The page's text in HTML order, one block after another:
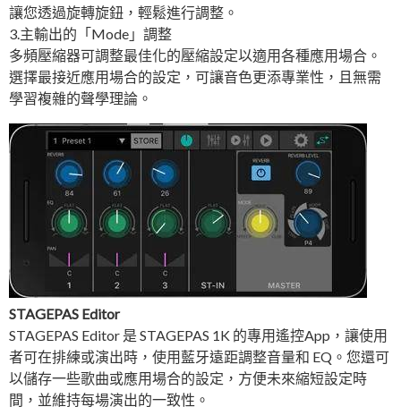
讓您透過旋轉旋鈕，輕鬆進行調整。
3.主輸出的「Mode」調整
多頻壓縮器可調整最佳化的壓縮設定以適用各種應用場合。
選擇最接近應用場合的設定，可讓音色更添專業性，且無需
學習複雜的聲學理論。
STAGEPAS Editor
STAGEPAS Editor 是 STAGEPAS 1K 的專用遙控App，讓使用
者可在排練或演出時，使用藍牙遠距調整音量和 EQ。您還可
以儲存一些歌曲或應用場合的設定，方便未來縮短設定時
間，並維持每場演出的一致性。